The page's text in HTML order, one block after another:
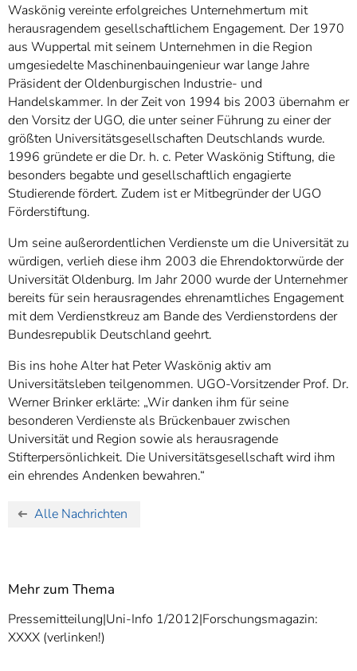
Waskönig vereinte erfolgreiches Unternehmertum mit
herausragendem gesellschaftlichem Engagement. Der 1970
aus Wuppertal mit seinem Unternehmen in die Region
umgesiedelte Maschinenbauingenieur war lange Jahre
Präsident der Oldenburgischen Industrie- und
Handelskammer. In der Zeit von 1994 bis 2003 übernahm er
den Vorsitz der UGO, die unter seiner Führung zu einer der
größten Universitätsgesellschaften Deutschlands wurde.
1996 gründete er die Dr. h. c. Peter Waskönig Stiftung, die
besonders begabte und gesellschaftlich engagierte
Studierende fördert. Zudem ist er Mitbegründer der UGO
Förderstiftung.
Um seine außerordentlichen Verdienste um die Universität zu
würdigen, verlieh diese ihm 2003 die Ehrendoktorwürde der
Universität Oldenburg. Im Jahr 2000 wurde der Unternehmer
bereits für sein herausragendes ehrenamtliches Engagement
mit dem Verdienstkreuz am Bande des Verdienstordens der
Bundesrepublik Deutschland geehrt.
Bis ins hohe Alter hat Peter Waskönig aktiv am
Universitätsleben teilgenommen. UGO-Vorsitzender Prof. Dr.
Werner Brinker erklärte: „Wir danken ihm für seine
besonderen Verdienste als Brückenbauer zwischen
Universität und Region sowie als herausragende
Stifterpersönlichkeit. Die Universitätsgesellschaft wird ihm
ein ehrendes Andenken bewahren.“
Alle Nachrichten
Mehr zum Thema
Pressemitteilung|Uni-Info 1/2012|Forschungsmagazin:
XXXX (verlinken!)